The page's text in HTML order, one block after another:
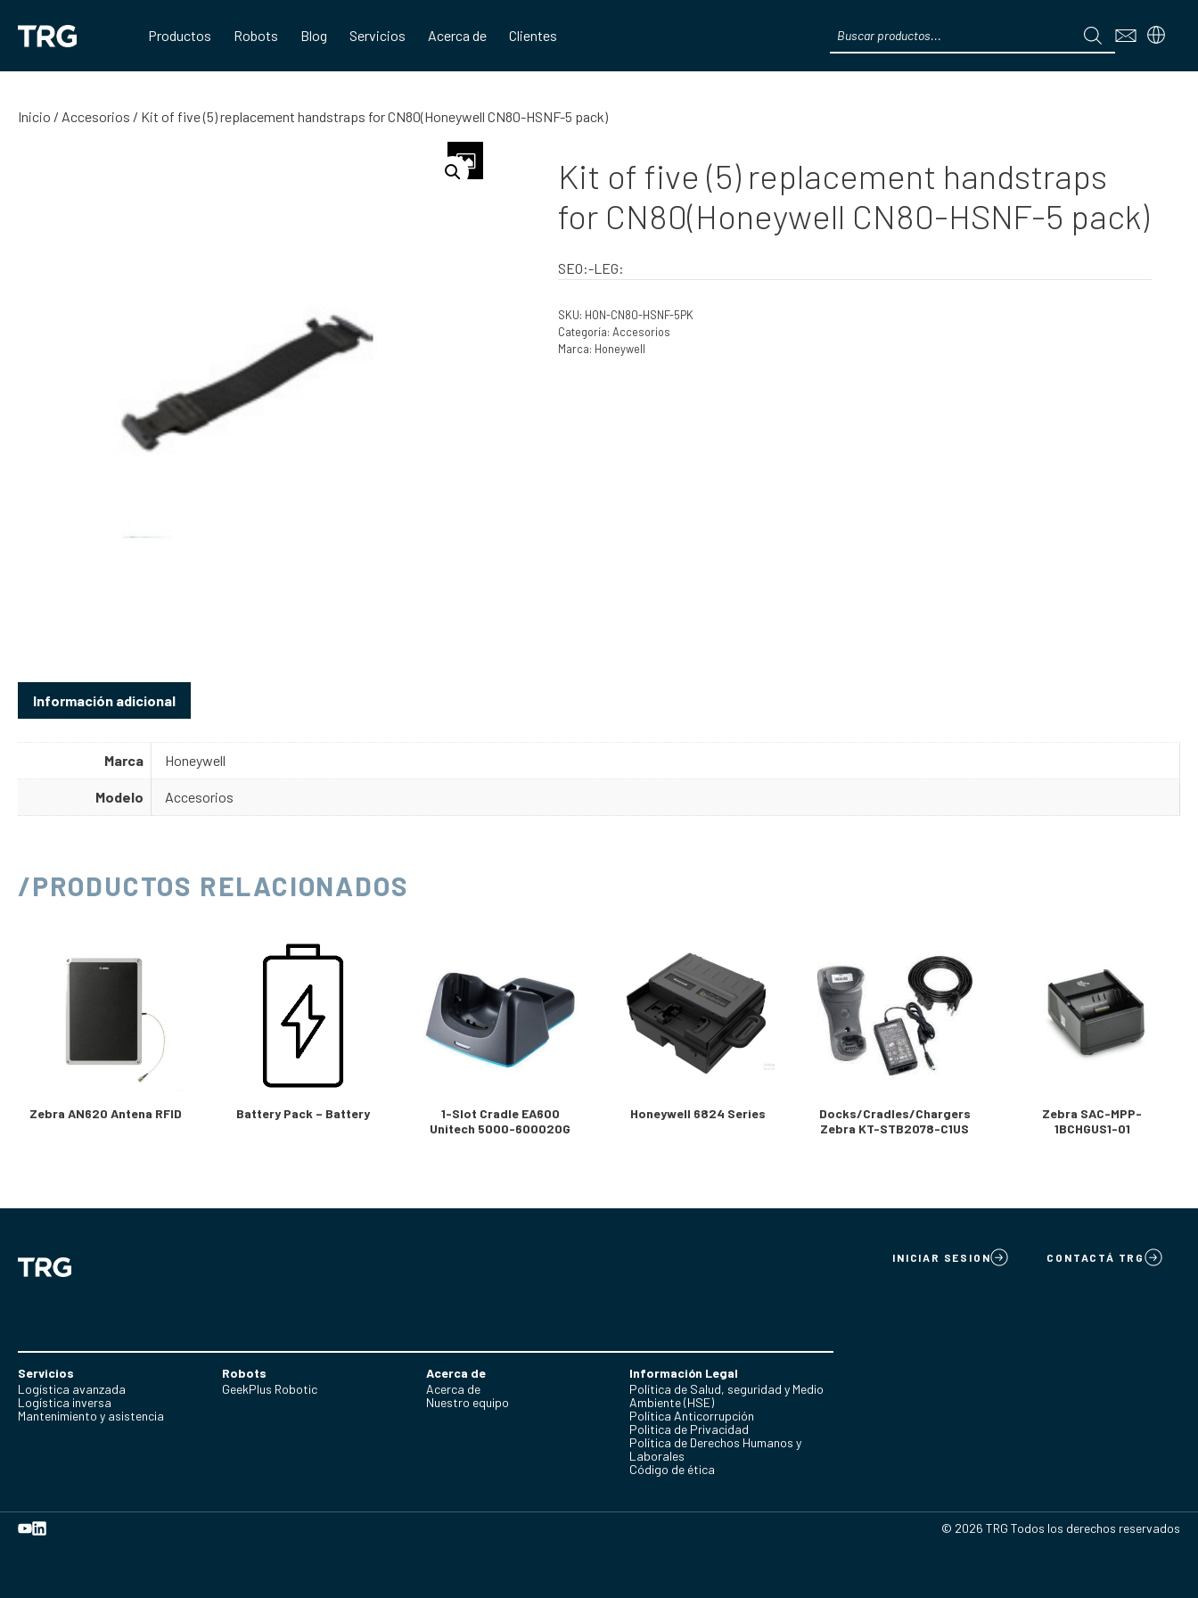
contenido
Productos Robots Blog Servicios Acerca de Clientes
search
Inicio / Accesorios / Kit of five (5) replacement handstraps for CN80(Honeywell CN80-HSNF-5 pack)
Kit of five (5) replacement handstraps
for CN80(Honeywell CN80-HSNF-5 pack)
SEO:-LEG:
SKU: HON-CN80-HSNF-5PK
Categoría: Accesorios
Marca: Honeywell
Información adicional
Marca Honeywell
Modelo Accesorios
/PRODUCTOS RELACIONADOS
Zebra AN620 Antena RFID Battery Pack – Battery
1-Slot Cradle EA600
Unitech 5000-600020G
Honeywell 6824 Series
Docks/Cradles/Chargers
Zebra KT-STB2078-C1US
Zebra SAC-MPP-
1BCHGUS1-01
INICIAR SESION CONTACTÁ TRG
Servicios
Logística avanzada
Logística inversa
Mantenimiento y asistencia
Robots
GeekPlus Robotic
Acerca de
Acerca de
Nuestro equipo
Información Legal
Política de Salud, seguridad y Medio
Ambiente (HSE)
Política Anticorrupción
Politica de Privacidad
Política de Derechos Humanos y
Laborales
Código de ética
© 2026 TRG Todos los derechos reservados